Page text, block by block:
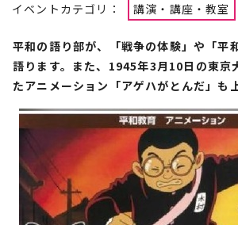
イベントカテゴリ： 講演・講座・教室
平和の語り部が、「戦争の体験」や「平
語ります。また、1945年3月10日の東京
たアニメーション「アゲハがとんだ」も